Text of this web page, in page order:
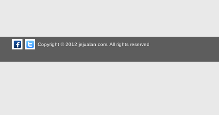
Copyright © 2012 jejualan.com. All rights reserved